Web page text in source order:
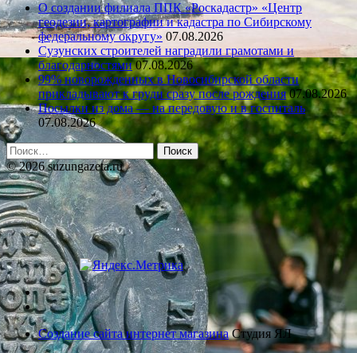
О создании филиала ППК «Роскадастр» «Центр
геодезии, картографии и кадастра по Сибирскому
федеральному округу» 07.08.2026
Сузунских строителей наградили грамотами и
благодарностями 07.08.2026
99% новорожденных в Новосибирской области
прикладывают к груди сразу после рождения 07.08.2026
Посылки из дома — на передовую и в госпиталь
07.08.2026
Найти:
© 2026 suzungazeta.ru
Создание сайта интернет магазинаСтудия ЯЛ